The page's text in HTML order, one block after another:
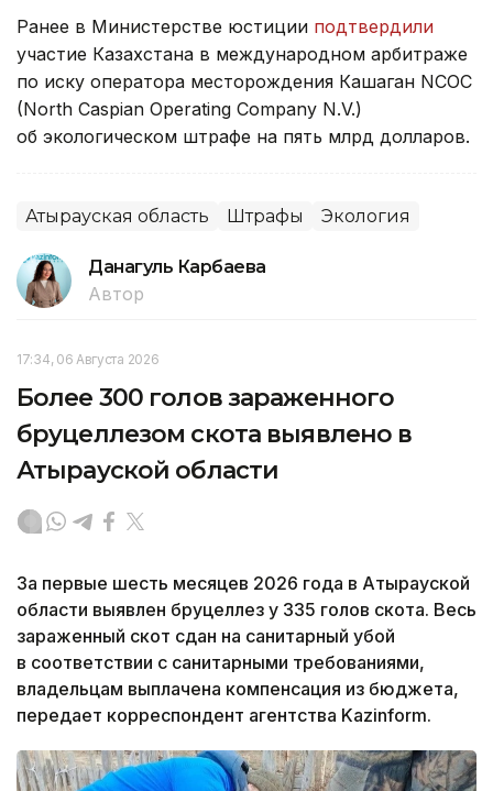
Ранее в Министерстве юстиции подтвердили
участие Казахстана в международном арбитраже
по иску оператора месторождения Кашаган NCOC
(North Caspian Operating Company N.V.)
об экологическом штрафе на пять млрд долларов.
Атырауская область Штрафы Экология
Данагуль Карбаева
Автор
17:34, 06 Августа 2026
Более 300 голов зараженного
бруцеллезом скота выявлено в
Атырауской области
За первые шесть месяцев 2026 года в Атырауской
области выявлен бруцеллез у 335 голов скота. Весь
зараженный скот сдан на санитарный убой
в соответствии с санитарными требованиями,
владельцам выплачена компенсация из бюджета,
передает корреспондент агентства Kazinform.